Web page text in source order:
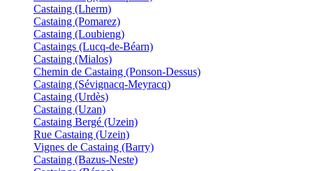
Castaing (Lherm)
Castaing (Pomarez)
Castaing (Loubieng)
Castaings (Lucq-de-Béarn)
Castaing (Mialos)
Chemin de Castaing (Ponson-Dessus)
Castaing (Sévignacq-Meyracq)
Castaing (Urdès)
Castaing (Uzan)
Castaing Bergé (Uzein)
Rue Castaing (Uzein)
Vignes de Castaing (Barry)
Castaing (Bazus-Neste)